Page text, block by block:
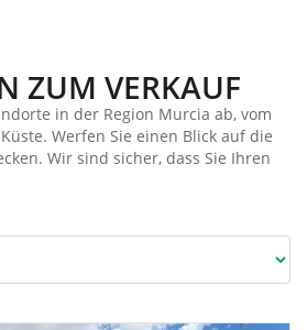
ZUM VERKAUF
in der Region Murcia ab, vom
Werfen Sie einen Blick auf die
Wir sind sicher, dass Sie Ihren